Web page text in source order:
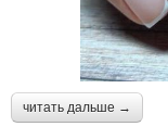
читать дальше →